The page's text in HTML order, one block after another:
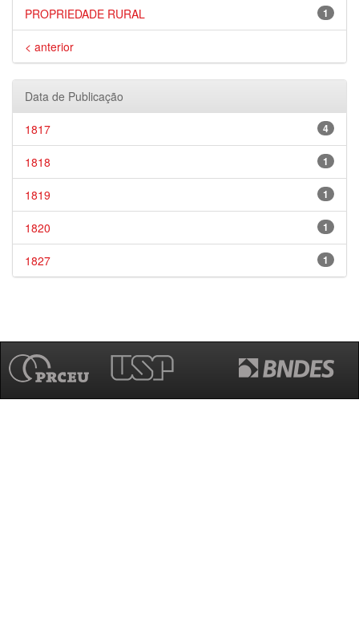
1
PROPRIEDADE RURAL
< anterior
Data de Publicação
4
1817
1
1818
1
1819
1
1820
1
1827